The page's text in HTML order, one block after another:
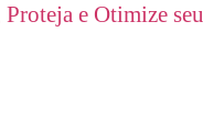
e Otimize